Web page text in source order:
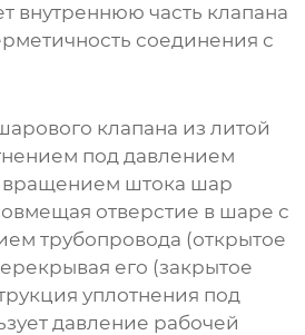
внутреннюю часть клапана
соединения с
клапана из литой
под давлением
вращением штока шар
отверстие в шаре с
трубопровода (открытое
его (закрытое
уплотнения под
давление рабочей